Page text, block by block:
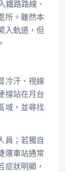
鐵路路線、
所。雖然本
入軌道，但
冷汗、視線
撐站在月台
域，並尋找
員；若獨自
運車站通常
症狀明顯，